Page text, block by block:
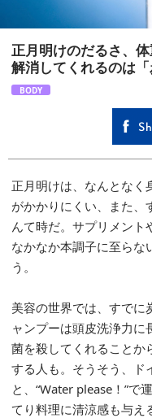
正月明けのだるさ、
解消してくれるのは
BODY
正月明けは、なんとなく
がかかりにくい、また
んて時だ。サプリメント
なかなか本調子に至らな
う。
美容の世界では、すでに
ャンプーは頭皮洗浄力
菌を殺してくれることか
する人も。そうそう、ド
と、“Water please！”で
てり料理に清涼感も与え